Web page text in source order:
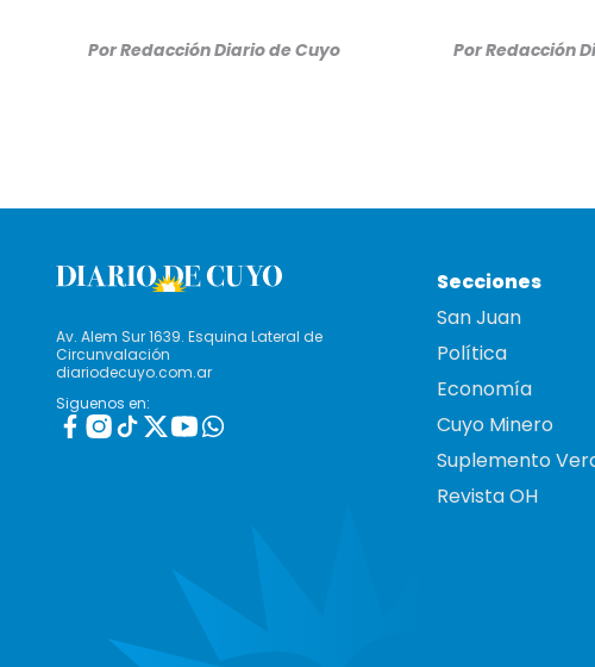
PorRedacción Diario de Cuyo PorRedacción
Av. Alem Sur 1639. Esquina Lateral de
Circunvalación
diariodecuyo.com.ar
Siguenos en:
Secciones
San Juan
Política
Economía
Cuyo Minero
Suplemento
Revista OH